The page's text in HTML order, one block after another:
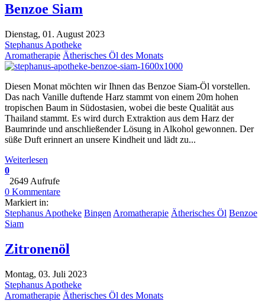
Benzoe Siam
Dienstag, 01. August 2023
Stephanus Apotheke
Aromatherapie Ätherisches Öl des Monats
Diesen Monat möchten wir Ihnen das Benzoe Siam-Öl vorstellen.
Das nach Vanille duftende Harz stammt von einem 20m hohen
tropischen Baum in Südostasien, wobei die beste Qualität aus
Thailand stammt. Es wird durch Extraktion aus dem Harz der
Baumrinde und anschließender Lösung in Alkohol gewonnen. Der
süße Duft erinnert an unsere Kindheit und lädt zu...
Weiterlesen
0
2649 Aufrufe
0 Kommentare
Markiert in:
Stephanus Apotheke Bingen Aromatherapie Ätherisches Öl Benzoe
Siam
Zitronenöl
Montag, 03. Juli 2023
Stephanus Apotheke
Aromatherapie Ätherisches Öl des Monats